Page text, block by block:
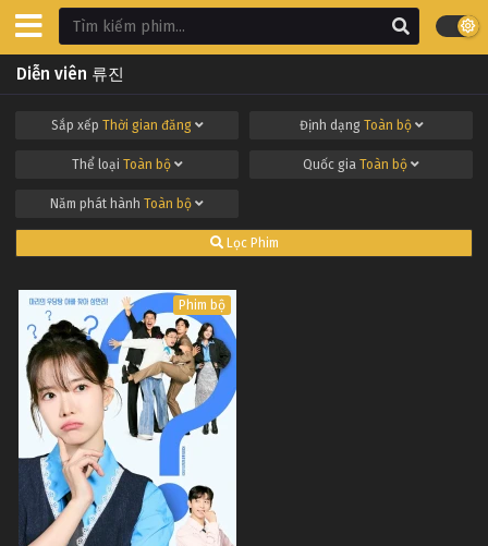
Diễn viên 류진
Sắp xếp Thời gian đăng Định dạng Toàn bộ
Thể loại Toàn bộ Quốc gia Toàn bộ
Năm phát hành Toàn bộ
Lọc Phim
Phim bộ